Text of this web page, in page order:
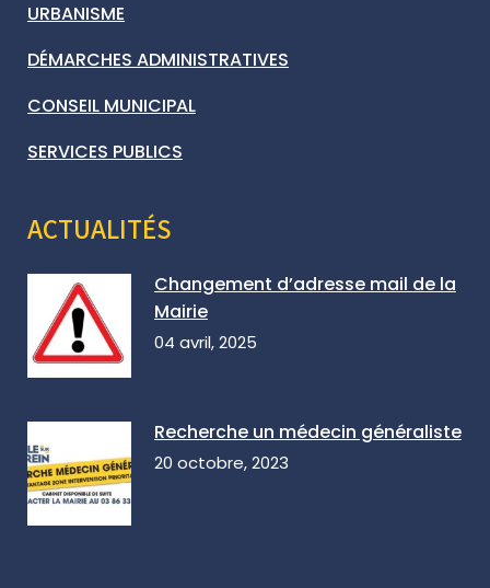
URBANISME
DÉMARCHES ADMINISTRATIVES
CONSEIL MUNICIPAL
SERVICES PUBLICS
ACTUALITÉS
Changement d’adresse mail de la
Mairie
04 avril, 2025
Recherche un médecin généraliste
20 octobre, 2023